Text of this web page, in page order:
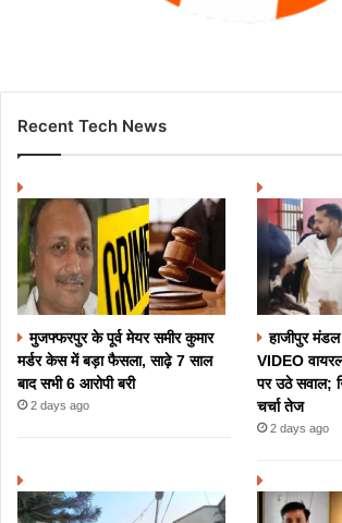
Recent Tech News
मुजफ्फरपुर के पूर्व मेयर समीर कुमार
मर्डर केस में बड़ा फैसला, साढ़े 7 साल
बाद सभी 6 आरोपी बरी
2 days ago
हाजीपुर मंडल
VIDEO
पर उठे सवाल;
चर्चा तेज
2 days ago